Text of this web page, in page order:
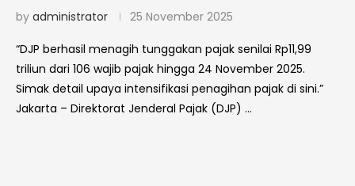
by administrator 25 November 2025
“DJP berhasil menagih tunggakan pajak senilai Rp11,99
triliun dari 106 wajib pajak hingga 24 November 2025.
Simak detail upaya intensifikasi penagihan pajak di sini.”
Jakarta – Direktorat Jenderal Pajak (DJP) …